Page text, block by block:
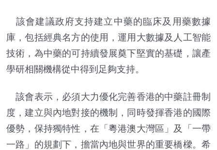
該會建議政府支持建立中藥的臨床及用藥數據
庫，包括經典名方的使用，運用大數據及人工智能
技術，為中藥的可持續發展奠下堅實的基礎，讓產
學研相關機構從中得到足夠支持。
該會表示，必須大力優化完善香港的中藥註冊制
度，建立與內地對接的機制，同時發揮香港的國際
優勢，保持獨特性，在「粵港澳大灣區」及「一帶
一路」的規劃下，擔當內地與世界的重要橋樑。希